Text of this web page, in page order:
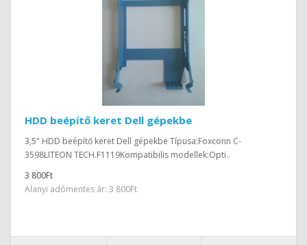
HDD beépítő keret Dell gépekbe
3,5" HDD beépítő keret Dell gépekbe Típusa:Foxconn C-
3598LITEON TECH.F1119Kompatibilis modellek:Opti..
3 800Ft
Alanyi adómentes ár: 3 800Ft